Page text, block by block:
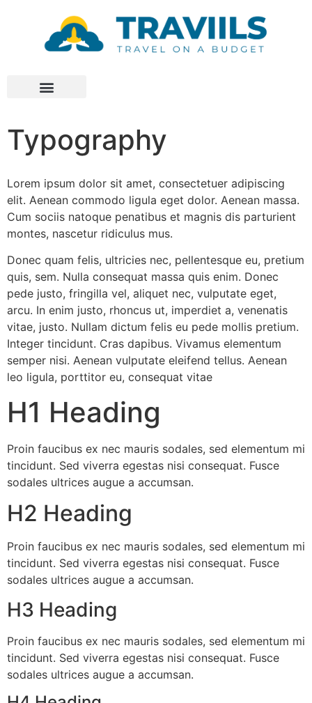
Typography
Lorem ipsum dolor sit amet, consectetuer adipiscing
elit. Aenean commodo ligula eget dolor. Aenean massa.
Cum sociis natoque penatibus et magnis dis parturient
montes, nascetur ridiculus mus.
Donec quam felis, ultricies nec, pellentesque eu, pretium
quis, sem. Nulla consequat massa quis enim. Donec
pede justo, fringilla vel, aliquet nec, vulputate eget,
arcu. In enim justo, rhoncus ut, imperdiet a, venenatis
vitae, justo. Nullam dictum felis eu pede mollis pretium.
Integer tincidunt. Cras dapibus. Vivamus elementum
semper nisi. Aenean vulputate eleifend tellus. Aenean
leo ligula, porttitor eu, consequat vitae
H1 Heading
Proin faucibus ex nec mauris sodales, sed elementum mi
tincidunt. Sed viverra egestas nisi consequat. Fusce
sodales ultrices augue a accumsan.
H2 Heading
Proin faucibus ex nec mauris sodales, sed elementum mi
tincidunt. Sed viverra egestas nisi consequat. Fusce
sodales ultrices augue a accumsan.
H3 Heading
Proin faucibus ex nec mauris sodales, sed elementum mi
tincidunt. Sed viverra egestas nisi consequat. Fusce
sodales ultrices augue a accumsan.